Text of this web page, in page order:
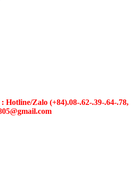
Hotline/Zalo (+84).08-.62-.39-.64-.78,